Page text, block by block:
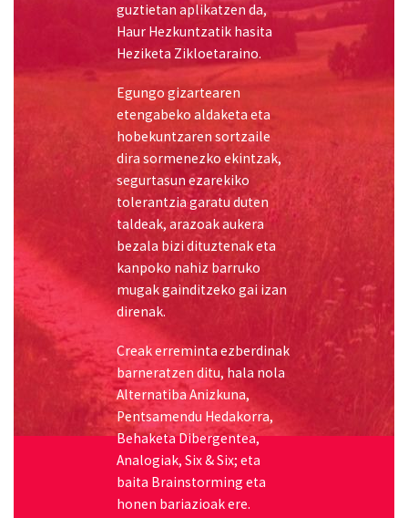
hobekuntzaren sortzaile
dira sormenezko ekintzak,
segurtasun ezarekiko
tolerantzia garatu duten
taldeak, arazoak aukera
bezala bizi dituztenak eta
kanpoko nahiz barruko
mugak gainditzeko gai izan
direnak.
Creak erreminta ezberdinak
barneratzen ditu, hala nola
Alternatiba Anizkuna,
Pentsamendu Hedakorra,
Behaketa Dibergentea,
Analogiak, Six & Six; eta
baita Brainstorming eta
honen bariazioak ere.
Lehen Hezkuntzako 3.
ziklotik aurrera metodo
horiek pauso arautuak
dituen prozedura batean
antolatzen dira